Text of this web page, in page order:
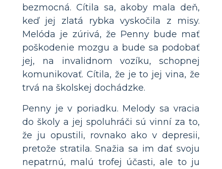
bezmocná. Cítila sa, akoby mala deň,
keď jej zlatá rybka vyskočila z misy.
Melóda je zúrivá, že Penny bude mať
poškodenie mozgu a bude sa podobať
jej, na invalidnom vozíku, schopnej
komunikovať. Cítila, že je to jej vina, že
trvá na školskej dochádzke.
Penny je v poriadku. Melody sa vracia
do školy a jej spoluhráči sú vinní za to,
že ju opustili, rovnako ako v depresii,
pretože stratila. Snažia sa im dať svoju
nepatrnú, malú trofej účasti, ale to ju